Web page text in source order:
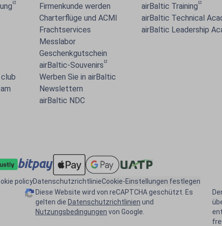
Firmenkunde werden
Charterflüge und ACMI
Frachtservices
Messlabor
Geschenkgutschein
airBaltic-Souvenirs
Werben Sie in airBaltic
Newslettern
airBaltic NDC
airBaltic Training
airBaltic Technical
airBaltic Leadership
policyDatenschutzrichtlinieCookie-Einstellungen festlegen
Diese Website wird von reCAPTCHA geschützt. Es
gelten die Datenschutzrichtlinien und
Nutzungsbedingungen von Google.